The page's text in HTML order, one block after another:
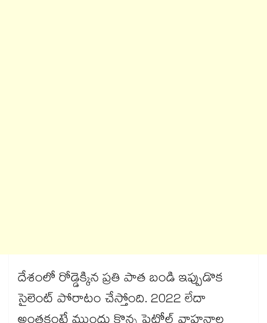
దేశంలో రోడ్డెక్కిన ప్రతి పాత బండి ఇప్పుడొక
సైలెంట్ పోరాటం చేస్తోంది. 2022 లేదా